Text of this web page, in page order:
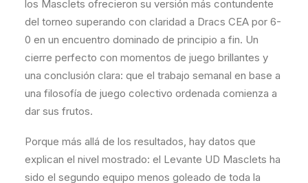
los Masclets ofrecieron su versión más contundente
del torneo superando con claridad a Dracs CEA por 6-
0 en un encuentro dominado de principio a fin. Un
cierre perfecto con momentos de juego brillantes y
una conclusión clara: que el trabajo semanal en base a
una filosofía de juego colectivo ordenada comienza a
dar sus frutos.
Porque más allá de los resultados, hay datos que
explican el nivel mostrado: el Levante UD Masclets ha
sido el segundo equipo menos goleado de toda la